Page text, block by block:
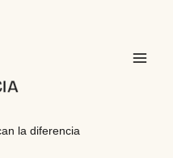
la diferencia